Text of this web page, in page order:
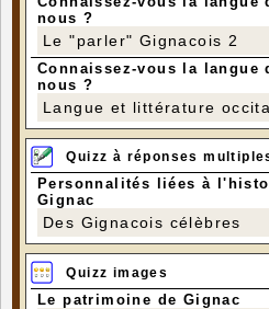
nous ?
Le "parler" Gignacois 2
Connaissez-vous la langue
nous ?
Langue et littérature
Quizz à réponses
Personnalités liées à
Gignac
Des Gignacois célèbres
Quizz images
Le patrimoine de Gignac